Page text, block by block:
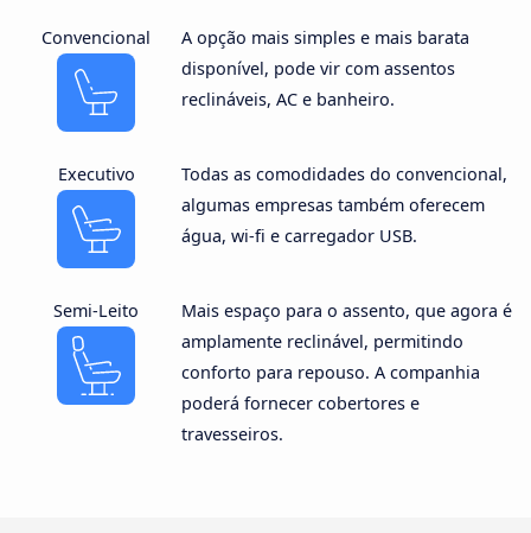
Convencional
A opção mais simples e mais barata
disponível, pode vir com assentos
reclináveis, AC e banheiro.
Executivo
Todas as comodidades do convencional,
algumas empresas também oferecem
água, wi-fi e carregador USB.
Semi-Leito
Mais espaço para o assento, que agora é
amplamente reclinável, permitindo
conforto para repouso. A companhia
poderá fornecer cobertores e
travesseiros.